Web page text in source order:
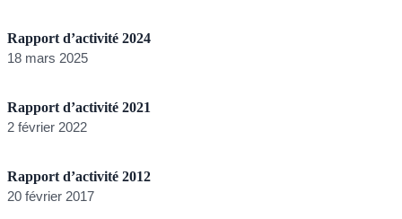
Rapport d’activité 2024
18 mars 2025
Rapport d’activité 2021
2 février 2022
Rapport d’activité 2012
20 février 2017